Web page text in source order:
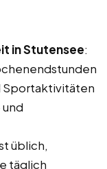
in Stutensee:
Sportaktivitäten
üblich,
täglich